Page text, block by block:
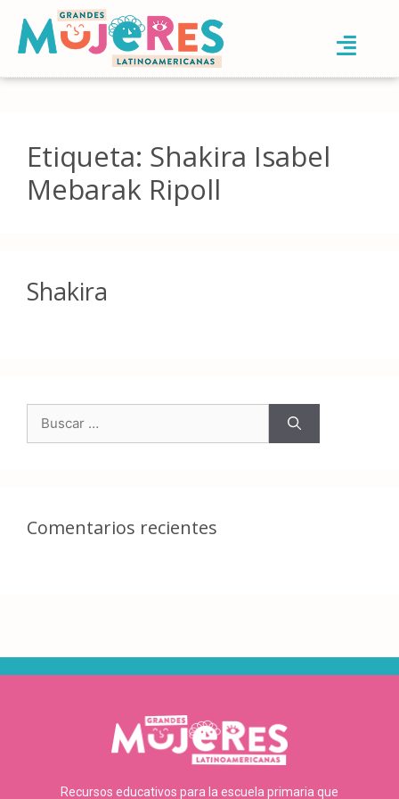
Etiqueta: Shakira Isabel
Mebarak Ripoll
Shakira
Comentarios recientes
Recursos educativos para la escuela primaria que